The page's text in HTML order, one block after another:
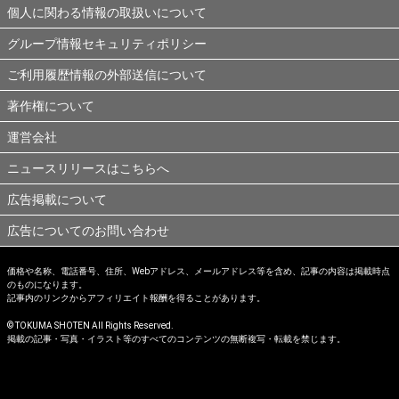
個人に関わる情報の取扱いについて
グループ情報セキュリティポリシー
ご利用履歴情報の外部送信について
著作権について
運営会社
ニュースリリースはこちらへ
広告掲載について
広告についてのお問い合わせ
価格や名称、電話番号、住所、Webアドレス、メールアドレス等を含め、記事の内容は掲載時点
のものになります。
記事内のリンクからアフィリエイト報酬を得ることがあります。
© TOKUMA SHOTEN All Rights Reserved.
掲載の記事・写真・イラスト等のすべてのコンテンツの無断複写・転載を禁じます。